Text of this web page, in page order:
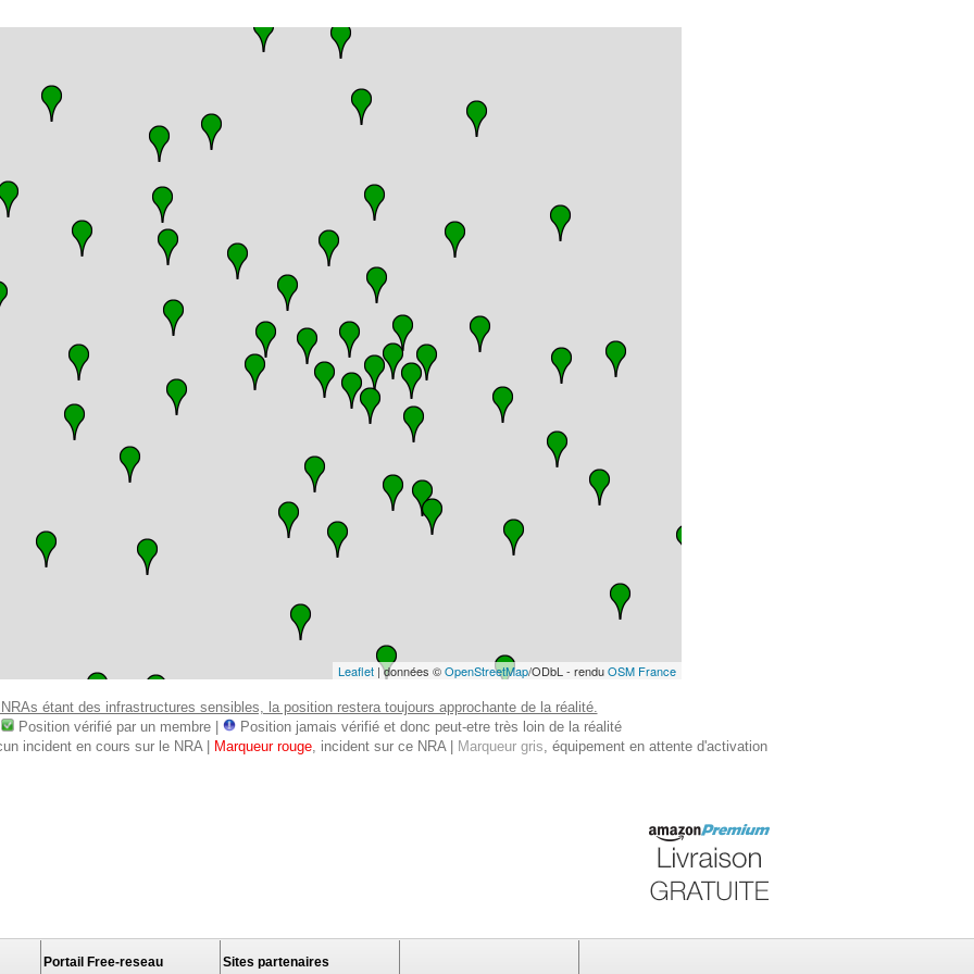
Leaflet | données ©OpenStreetMap/ODbL - renduOSM France
étant des infrastructures sensibles, la position restera toujours approchante de la réalité.
Position vérifié par un membre |
Position jamais vérifié et donc peut-etre très loin de la réalité
incident en cours sur le NRA |
Marqueur rouge, incident sur ce NRA | Marqueur gris, équipement en attente d'activation
Portail Free-reseau Sites partenaires